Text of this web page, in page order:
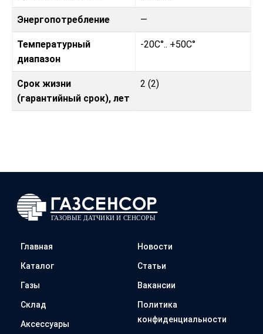
Энергопотребление —
Температурный
диапазон
-20C°.. +50C°
Срок жизни
(гарантийный срок), лет
2 (2)
Главная
Каталог
Газы
Склад
Аксессуары
Новости
Статьи
Вакансии
Политика
конфиденциальности